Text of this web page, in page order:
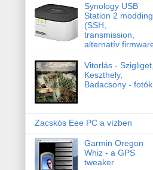
Synology USB
Station 2 modding
(SSH,
transmission,
alternatív
Vitorlás - Szigliget,
Keszthely,
Badacsony - fotók
Zacskós Eee PC a vízben
Garmin Oregon
Whiz - a GPS
tweaker